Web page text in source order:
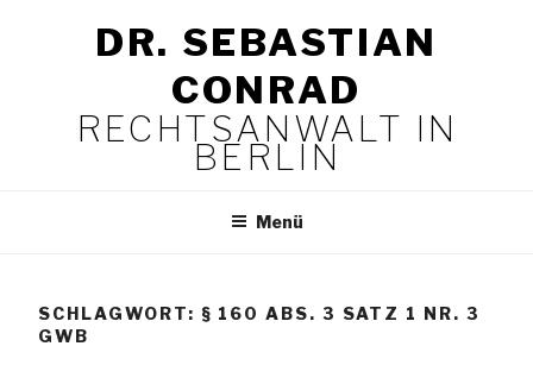
DR. SEBASTIAN
CONRAD
RECHTSANWALT IN
BERLIN
Menü
SCHLAGWORT: § 160 ABS. 3 SATZ 1 NR. 3
GWB